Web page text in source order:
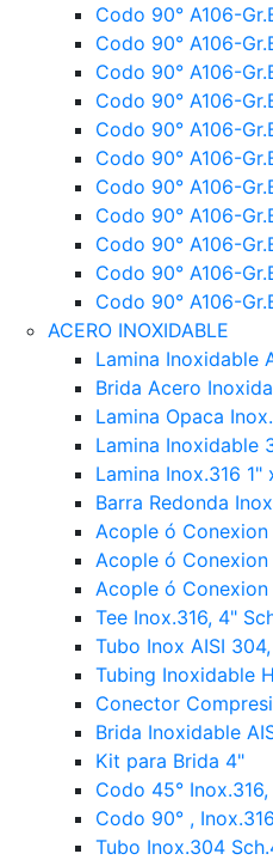
Codo 90° A106-
Codo 90° A106-
Codo 90° A106-
Codo 90° A106-
Codo 90° A106-
Codo 90° A106-
Codo 90° A106-
Codo 90° A106-
Codo 90° A106-
Codo 90° A106-
Codo 90° A106-
ACERO INOXIDABLE
Lamina Inoxidable
Brida Acero
Lamina Opaca
Lamina Inoxidable
Lamina Inox.316 1"
Barra Redonda
Acople ó
Acople ó
Acople ó
Tee Inox.316, 4"
Tubo Inox AISI
Tubing Inoxidable
Conector
Brida Inoxidable
Kit para Brida 4"
Codo 45°
Codo 90° ,
Tubo Inox.304